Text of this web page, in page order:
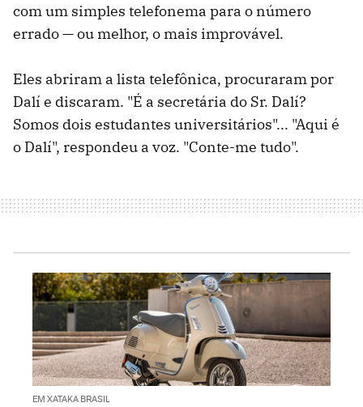
com um simples telefonema para o número
errado — ou melhor, o mais improvável.
Eles abriram a lista telefônica, procuraram por
Dalí e discaram. "É a secretária do Sr. Dalí?
Somos dois estudantes universitários"... "Aqui é
o Dalí", respondeu a voz. "Conte-me tudo".
EM XATAKA BRASIL